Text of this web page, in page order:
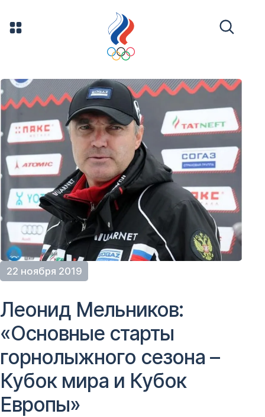
22 ноября 2019
Леонид Мельников:
«Основные старты
горнолыжного сезона –
Кубок мира и Кубок
Европы»